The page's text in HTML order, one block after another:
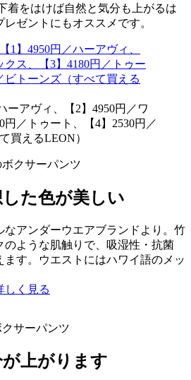
着をはけば自然と気分も上がるは
ゼントにもオススメです。
ーアヴィ、【2】4950円／ワ
円／トゥート、【4】2530円／
買えるLEON）
ボクサーパンツ
た色が美しい
なアンダーウエアブランドより。竹
のような肌触りで、吸湿性・抗菌
す。ウエストにはハワイ語のメッ
しく見る
クサーパンツ
上がります